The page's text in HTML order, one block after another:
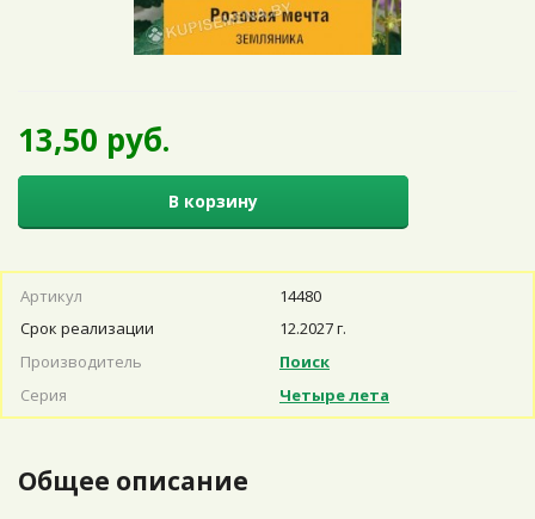
13,50 руб.
В корзину
Артикул
14480
Срок реализации
12.2027 г.
Производитель
Поиск
Серия
Четыре лета
Общее описание